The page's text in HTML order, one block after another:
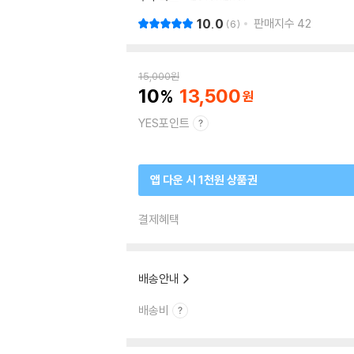
10.0 6 판매지수 42
15,000원
10 13,500
YES포인트
앱 다운 시 1천원 상품권
결제혜택
배송안내
배송비